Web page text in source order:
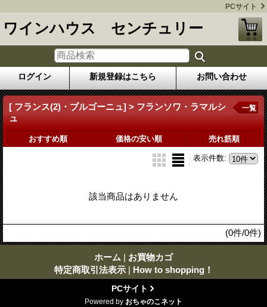
PCサイト
ワインハウス センチュリー
ログイン 新規登録はこちら お問い合わせ
[ フランス(2)・ブルゴーニュ] > フランソワ・ラマルシ
ュ
一覧
おすすめ順 価格の安い順 売れ筋順
表示件数:
該当商品はありません
(0件/0件)
ホーム | お買物カゴ
特定商取引法表示 | How to shopping！
PCサイト
Powered by おちゃのこネット